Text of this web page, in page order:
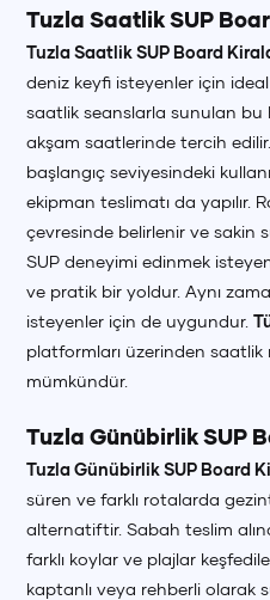
Tuzla Saatlik SUP
Tuzla Saatlik SUP Board
deniz keyfi isteyenler için
saatlik seanslarla sunulan
akşam saatlerinde tercih
başlangıç seviyesindeki
ekipman teslimatı da yapılır.
çevresinde belirlenir ve sakin
SUP deneyimi edinmek
ve pratik bir yoldur. Aynı
isteyenler için de uygundur.
platformları üzerinden
mümkündür.
Tuzla Günübirlik SUP
Tuzla Günübirlik SUP Board
süren ve farklı rotalarda
alternatiftir. Sabah teslim
farklı koylar ve plajlar
kaptanlı veya rehberli olarak